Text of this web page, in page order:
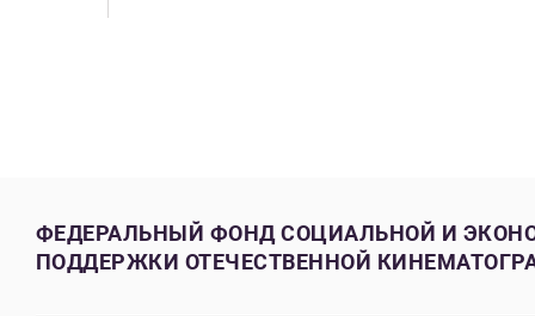
ФЕДЕРАЛЬНЫЙ ФОНД СОЦИАЛЬНОЙ И
ПОДДЕРЖКИ ОТЕЧЕСТВЕННОЙ